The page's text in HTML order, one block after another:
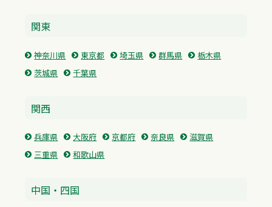
関東
神奈川県 東京都 埼玉県 群馬県
栃木県
茨城県
千葉県
関西
兵庫県 大阪府 京都府 奈良県
滋賀県
三重県
和歌山県
中国・四国